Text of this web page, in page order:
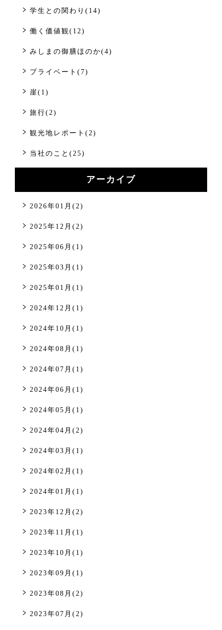
学生との関わり(14)
働く価値観(12)
みしまの御膳ほのか(4)
プライベート(7)
崖(1)
旅行(2)
観光地レポート(2)
当社のこと(25)
アーカイブ
2026年01月(2)
2025年12月(2)
2025年06月(1)
2025年03月(1)
2025年01月(1)
2024年12月(1)
2024年10月(1)
2024年08月(1)
2024年07月(1)
2024年06月(1)
2024年05月(1)
2024年04月(2)
2024年03月(1)
2024年02月(1)
2024年01月(1)
2023年12月(2)
2023年11月(1)
2023年10月(1)
2023年09月(1)
2023年08月(2)
2023年07月(2)